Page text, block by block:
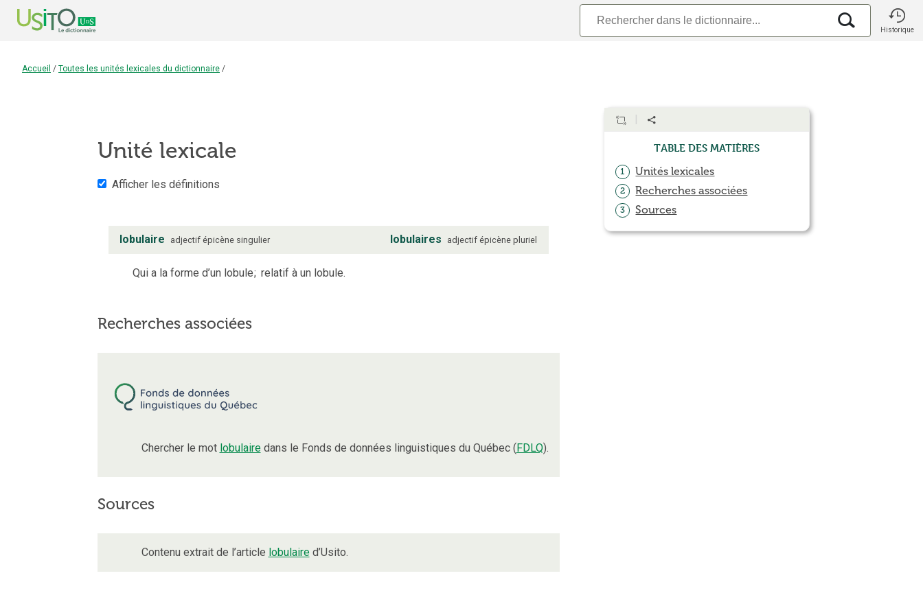
Historique
Accueil / Toutes les unités lexicales du dictionnaire /
Unité lexicale
Afficher les définitions
lobulaire adjectif épicène singulier lobulaires adjectif épicène pluriel
Qui a la forme d’un lobule; relatif à un lobule.
Recherches associées
Chercher le mot lobulairedans le Fonds de données linguistiques du Québec (FDLQ).
Sources
Contenu extrait de l’article lobulaired’Usito.
Table des matières
1 Unités lexicales
2 Recherches associées
3 Sources